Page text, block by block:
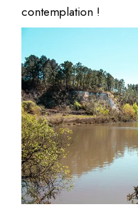
contemplation !